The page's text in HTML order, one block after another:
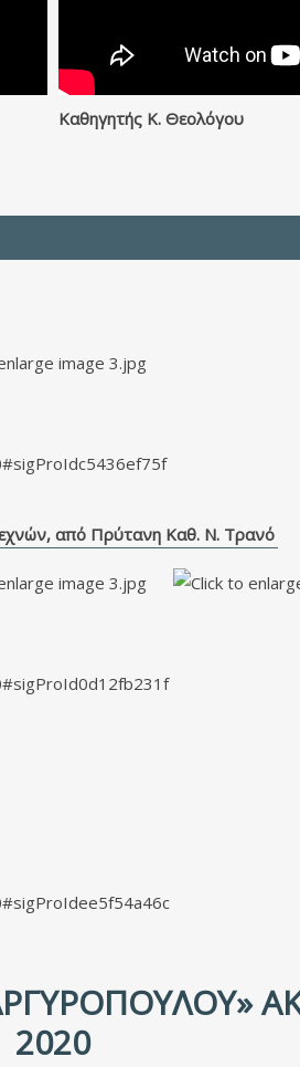
Καθηγητής Κ. Θεολόγου
από Πρύτανη Καθ. Ν. Τρανό
2020